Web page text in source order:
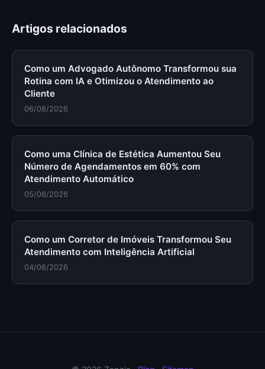
Artigos relacionados
Como um Advogado Autônomo Transformou sua
Rotina com IA e Otimizou o Atendimento ao
Cliente
06/08/2026
Como uma Clínica de Estética Aumentou Seu
Número de Agendamentos em 60% com
Atendimento Automático
05/08/2026
Como um Corretor de Imóveis Transformou Seu
Atendimento com Inteligência Artificial
04/08/2026